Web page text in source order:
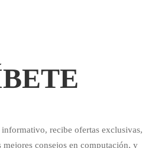
recibe ofertas exclusivas,
consejos en computación, y